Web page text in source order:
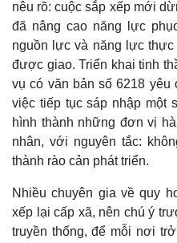
Doanh nghiệp
Thông tin doanh nghiệp
Doanh nghiệp 24h
Doanh nhân
Vì cộng đồng
nêu rõ: cuộc sắp xếp mới
đã nâng cao năng lực
nguồn lực và năng lực
được giao. Triển khai tinh
vụ có văn bản số 6218
việc tiếp tục sáp nhập một
hình thành những đơn vị
nhân, với nguyên tắc:
thành rào cản phát triển.
Nhiều chuyên gia về quy
xếp lại cấp xã, nên chú ý
truyền thống, để mỗi nơi